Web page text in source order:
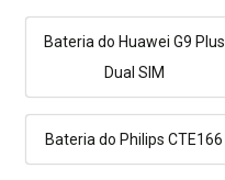
Bateria do Huawei G9 Plus
Dual SIM
Bateria do Philips CTE166